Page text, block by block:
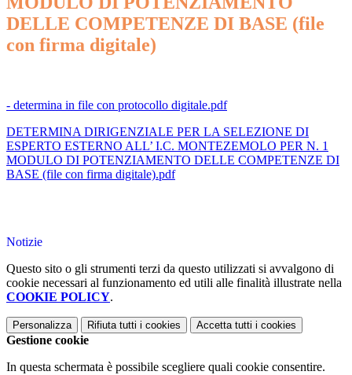
DELLE COMPETENZE DI BASE (file
con firma digitale)
- determina in file con protocollo digitale.pdf
DETERMINA DIRIGENZIALE PER LA SELEZIONE DI
ESPERTO ESTERNO ALL’ I.C. MONTEZEMOLO PER N. 1
MODULO DI POTENZIAMENTO DELLE COMPETENZE DI
BASE (file con firma digitale).pdf
Notizie
Questo sito o gli strumenti terzi da questo utilizzati si avvalgono di
cookie necessari al funzionamento ed utili alle finalità illustrate nella
COOKIE POLICY.
Personalizza Rifiuta tutti i cookies Accetta tutti i cookies
Gestione cookie
In questa schermata è possibile scegliere quali cookie consentire.